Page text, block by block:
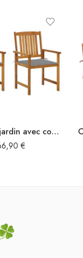
Chaises de jardin avec coussins lot de 2 Bois d’acacia massif
€